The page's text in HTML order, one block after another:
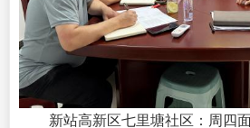
新站高新区七里塘社区：周四